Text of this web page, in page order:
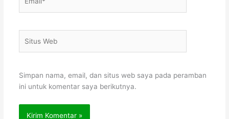
Web
Simpan nama, email, dan situs web saya pada peramban
ini untuk komentar saya berikutnya.